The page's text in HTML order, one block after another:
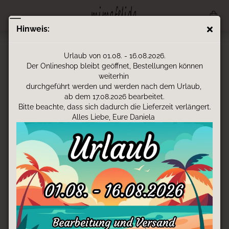
Hinweis:
Urlaub von 01.08. - 16.08.2026.
Der Onlineshop bleibt geöffnet, Bestellungen können
weiterhin
durchgeführt werden und werden nach dem Urlaub,
ab dem 17.08.2026 bearbeitet.
Bitte beachte, dass sich dadurch die Lieferzeit verlängert.
Alles Liebe, Eure Daniela
KUSCHELTIERE, STOFFTIERE